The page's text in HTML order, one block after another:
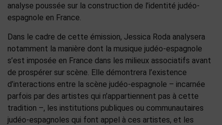
analyse poussée sur la construction de l’identité judéo-
espagnole en France.
Dans le cadre de cette émission, Jessica Roda analysera
notamment la manière dont la musique judéo-espagnole
s’est imposée en France dans les milieux associatifs avant
de prospérer sur scène. Elle démontrera l’existence
d’interactions entre la scène judéo-espagnole – incarnée
parfois par des artistes qui n’appartiennent pas à cette
tradition –, les institutions publiques ou communautaires
judéo-espagnoles qui font appel à ces artistes, et les